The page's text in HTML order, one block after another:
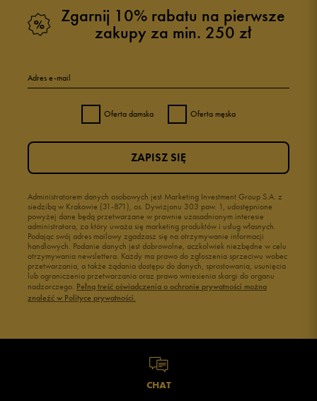
Zgarnij 10% rabatu na pierwsze
zakupy za min. 250 zł
Adres e-mail
Oferta damska Oferta męska
Administratorem danych osobowych jest Marketing Investment Group S.A. z
siedzibą w Krakowie (31-871), os. Dywizjonu 303 paw. 1, udostępnione
powyżej dane będą przetwarzane w prawnie uzasadnionym interesie
administratora, za który uważa się marketing produktów i usług własnych.
Podając swój adres mailowy zgadzasz się na otrzymywanie informacji
handlowych. Podanie danych jest dobrowolne, aczkolwiek niezbędne w celu
otrzymywania newslettera. Każdy ma prawo do zgłoszenia sprzeciwu wobec
przetwarzania, a także żądania dostępu do danych, sprostowania, usunięcia
lub ograniczenia przetwarzania oraz prawo wniesienia skargi do organu
nadzorczego. Pełną treść oświadczenia o ochronie prywatności można
znaleźć w Polityce prywatności.
ZAPISZ SIĘ
CHAT